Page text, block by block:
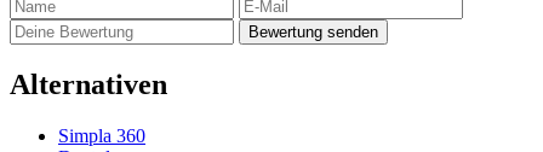
Bewertung senden
Alternativen
Simpla 360